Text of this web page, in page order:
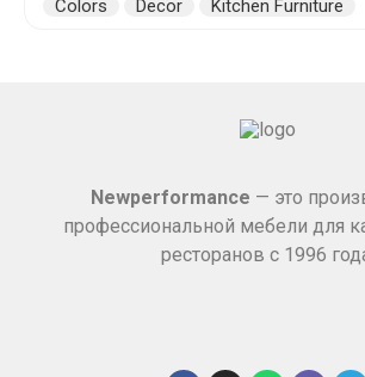
Colors Decor Kitchen Furniture
Newperformance — это
профессиональной мебели для
ресторанов с 1996